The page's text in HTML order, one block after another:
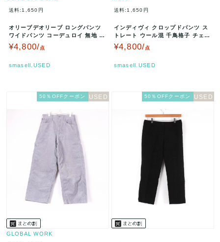
送料:1,650円
オリーブデオリーブ ロングパンツ
ワイドパンツ コーデュロイ 無地 ボ
トムス レディース Mサイズ …
¥4,800/点
smasell.USED
送料:1,650円
インディヴィ クロップドパンツ ス
トレート ウール混 千鳥格子 チェッ
ク ボトムス レディース 40…
¥4,800/点
smasell.USED
50％OFFクーポン
GLOBAL WORK
50％OFFクーポン